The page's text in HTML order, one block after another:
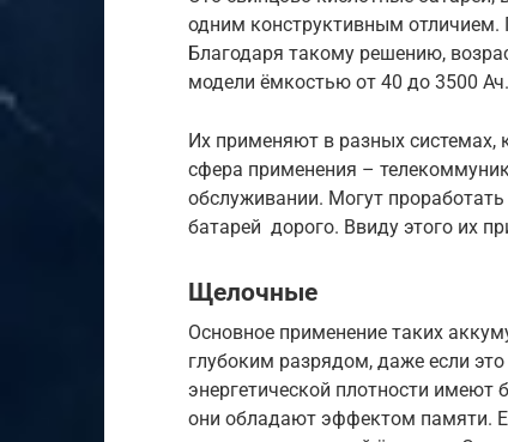
одним конструктивным отличием.
Благодаря такому решению,
модели ёмкостью от 40 до 3500 Ач.
Их применяют в разных системах,
сфера применения –
обслуживании. Могут
батарей дорого. Ввиду этого их
Щелочные
Основное применение таких
глубоким разрядом, даже если
энергетической плотности
они обладают эффектом памяти.